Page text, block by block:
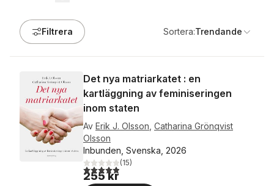
Filtrera Sortera:Trendande
Det nya matriarkatet : en
kartläggning av feminiseringen
inom staten
Av Erik J. Olsson Catharina Grönqvist
Olsson
Inbunden, Svenska, 2026
4,9utav 5 stjärnor. Totalt antal röster:
(15)
255 kr